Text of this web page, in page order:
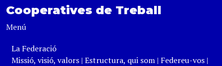
Cooperatives de Treball
Menú
La Federació
Missió, visió, valors| Estructura, qui som| Federeu-vos|